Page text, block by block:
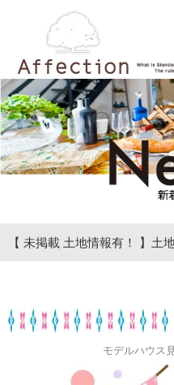
【 未掲載 土地情報有！ 】土
モデルハウス